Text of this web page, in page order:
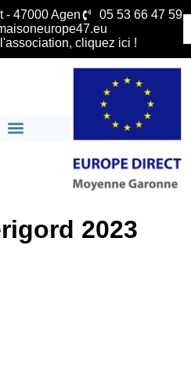
- 47000 Agen
05 53 66 47 59
cliquez ici !
2023